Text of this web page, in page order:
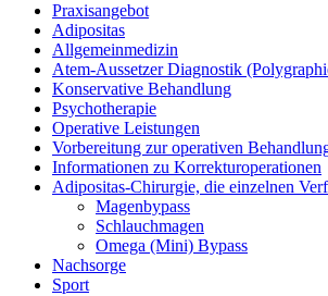
Praxisangebot
Adipositas
Allgemeinmedizin
Atem-Aussetzer Diagnostik
Konservative Behandlung
Psychotherapie
Operative Leistungen
Vorbereitung zur operativen
Informationen zu Korrekturoperationen
Adipositas-Chirurgie, die einzelnen
Magenbypass
Schlauchmagen
Omega (Mini) Bypass
Nachsorge
Sport